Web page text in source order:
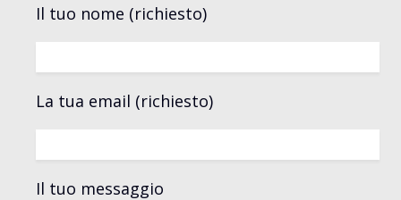
Il tuo nome (richiesto)
La tua email (richiesto)
Il tuo messaggio